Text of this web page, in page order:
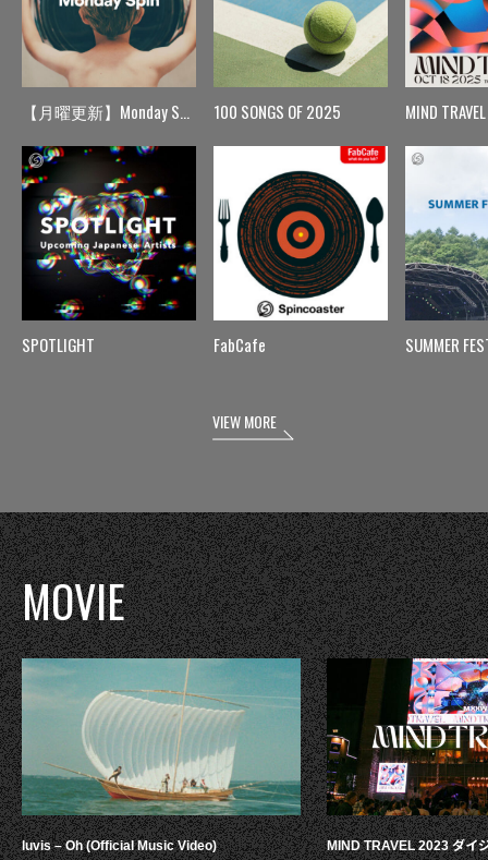
【月曜更新】Monday Spin
SPOTLIGHT
100 SONGS OF 2025
FabCafe
MIND TRAVEL
SUMMER
VIEW MORE
MOVIE
luvis – Oh (Official Music Video) MIND TRAVEL 2023 ダイ